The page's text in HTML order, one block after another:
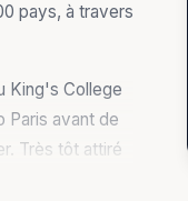
pays, à travers
King's College
Paris avant de
Très tôt attiré